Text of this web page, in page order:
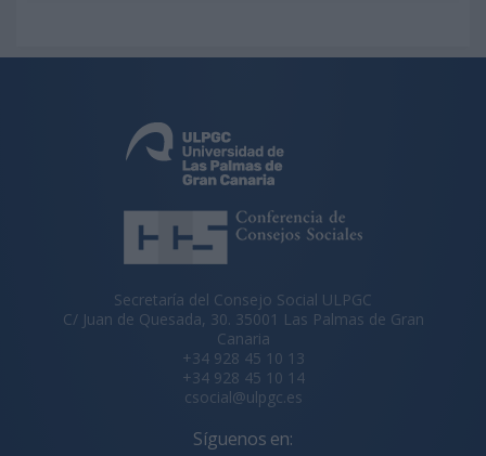
Secretaría del Consejo Social ULPGC
C/ Juan de Quesada, 30. 35001 Las Palmas de Gran
Canaria
+34 928 45 10 13
+34 928 45 10 14
csocial@ulpgc.es
Síguenos en: